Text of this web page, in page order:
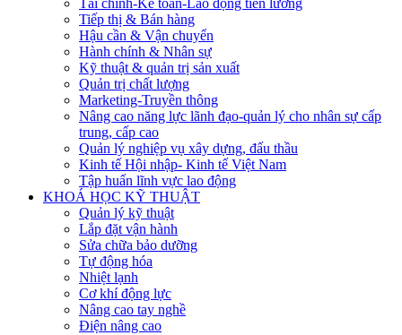
Tài chính-Kế toán-Lao động tiền lương
Tiếp thị & Bán hàng
Hậu cần & Vận chuyển
Hành chính & Nhân sự
Kỹ thuật & quản trị sản xuất
Quản trị chất lượng
Marketing-Truyền thông
Nâng cao năng lực lãnh đạo-quản lý cho nhân sự cấp
trung, cấp cao
Quản lý nghiệp vụ xây dựng, đấu thầu
Kinh tế Hội nhập- Kinh tế Việt Nam
Tập huấn lĩnh vực lao động
KHOÁ HỌC KỸ THUẬT
Quản lý kỹ thuật
Lắp đặt vận hành
Sửa chữa bảo dưỡng
Tự động hóa
Nhiệt lạnh
Cơ khí động lực
Nâng cao tay nghề
Điện nâng cao